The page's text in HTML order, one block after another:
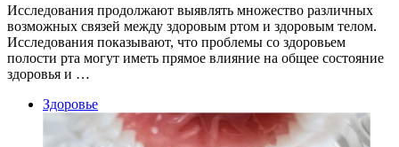
Исследования продолжают выявлять множество различных
возможных связей между здоровым ртом и здоровым телом.
Исследования показывают, что проблемы со здоровьем
полости рта могут иметь прямое влияние на общее состояние
здоровья и …
Здоровье